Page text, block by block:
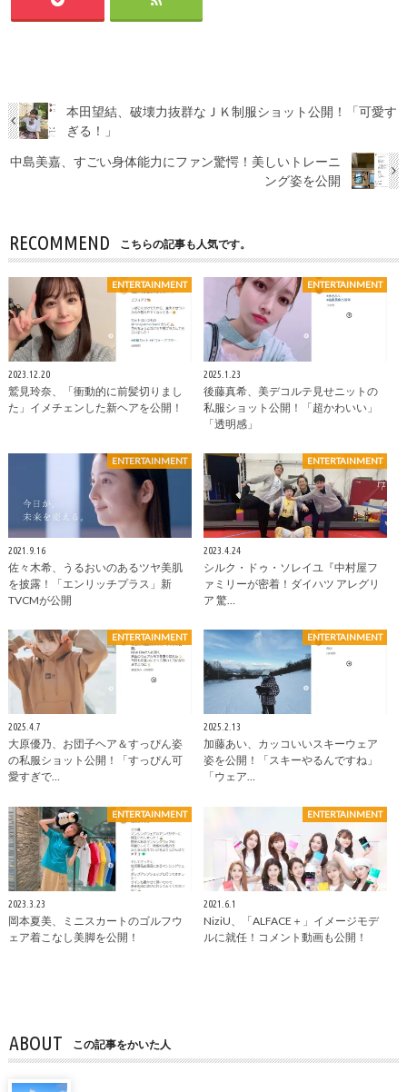
本田望結、破壊力抜群なＪＫ制服ショット公開！「可愛す
ぎる！」
中島美嘉、すごい身体能力にファン驚愕！美しいトレーニ
ング姿を公開
RECOMMEND こちらの記事も人気です。
ENTERTAINMENT
2023.12.20
鷲見玲奈、「衝動的に前髪切りまし
た」イメチェンした新ヘアを公開！
ENTERTAINMENT
2025.1.23
後藤真希、美デコルテ見せニットの
私服ショット公開！「超かわいい」
「透明感」
ENTERTAINMENT
2021.9.16
佐々木希、うるおいのあるツヤ美肌
を披露！「エンリッチプラス」新
TVCMが公開
ENTERTAINMENT
2023.4.24
シルク・ドゥ・ソレイユ『中村屋フ
ァミリーが密着！ダイハツ アレグリ
ア 驚…
ENTERTAINMENT
2025.4.7
大原優乃、お団子ヘア＆すっぴん姿
の私服ショット公開！「すっぴん可
愛すぎで…
ENTERTAINMENT
2025.2.13
加藤あい、カッコいいスキーウェア
姿を公開！「スキーやるんですね」
「ウェア…
ENTERTAINMENT
2023.3.23
岡本夏美、ミニスカートのゴルフウ
ェア着こなし美脚を公開！
ENTERTAINMENT
2021.6.1
NiziU、「ALFACE＋」イメージモデ
ルに就任！コメント動画も公開！
ABOUT この記事をかいた人